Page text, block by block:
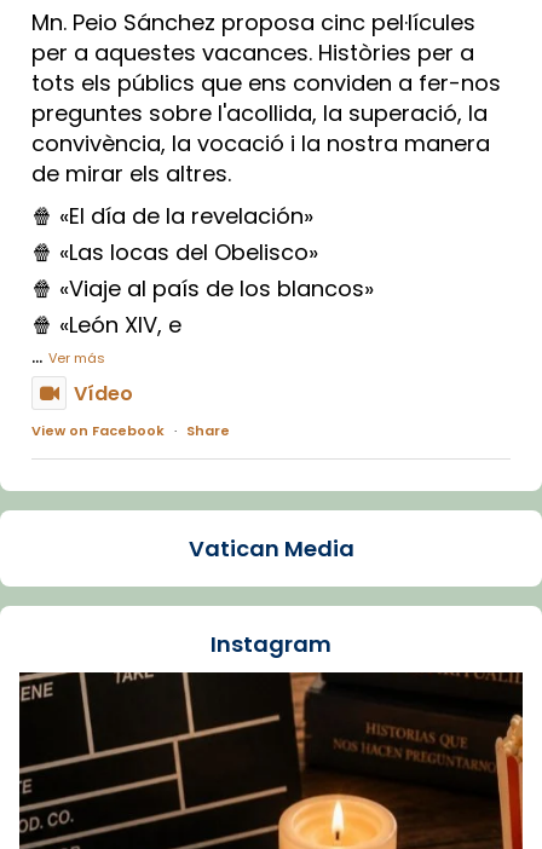
Mn. Peio Sánchez proposa cinc pel·lícules
per a aquestes vacances. Històries per a
tots els públics que ens conviden a fer-nos
preguntes sobre l'acollida, la superació, la
convivència, la vocació i la nostra manera
de mirar els altres.
🍿 «El día de la revelación»
🍿 «Las locas del Obelisco»
🍿 «Viaje al país de los blancos»
🍿 «León XIV, e
... Ver más
Vídeo
View on Facebook · Share
Arquebisbat de Barcelona
La Carmina va patir depressió. Fa gairebé
dos mesos, a l'Estadi Lluís Companys, la
Recupera l'entrevista comp
Vatican
tican News 👇
www.vaticannews.va/es/iglesia/news/2026-
07/carmina-historia-depresion-papa-viaje-
espana-testimoni...
Vatican Media
Instagram